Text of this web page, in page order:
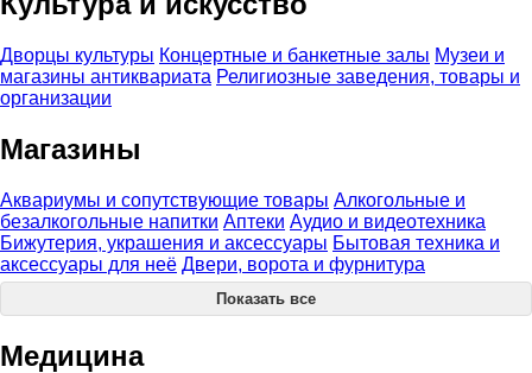
Дворцы культуры Концертные и банкетные залы Музеи и
магазины антиквариата Религиозные заведения, товары и
организации
Магазины
Аквариумы и сопутствующие товары Алкогольные и
безалкогольные напитки Аптеки Аудио и видеотехника
Бижутерия, украшения и аксессуары Бытовая техника и
аксессуары для неё Двери, ворота и фурнитура
Показать все
Медицина